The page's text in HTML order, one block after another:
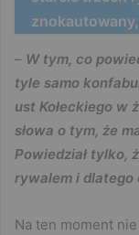
– W tym, co
tyle samo
ust Kołeckiego w
słowa o tym, że
Powiedział tylko,
rywalem i dlatego
Na ten moment